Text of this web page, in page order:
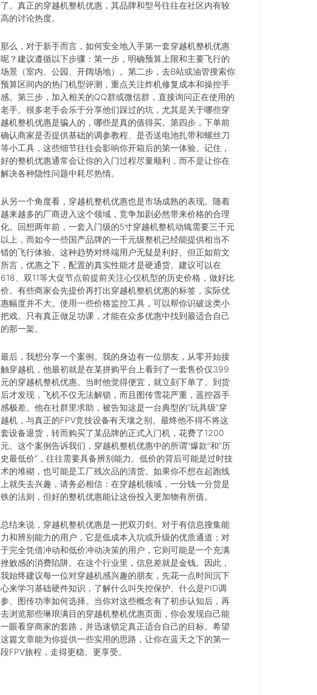
了。真正的穿越机整机优惠，其品牌和型号往往在社区内有较
高的讨论热度。
那么，对于新手而言，如何安全地入手第一套穿越机整机优惠
呢？建议遵循以下步骤：第一步，明确预算上限和主要飞行的
场景（室内、公园、开阔场地）。第二步，去B站或油管搜索你
预算区间内的热门机型评测，重点关注炸机修复成本和操控手
感。第三步，加入相关的QQ群或微信群，直接询问正在使用的
老手。很多老手会乐于分享他们踩过的坑，尤其是关于哪些穿
越机整机优惠是骗人的，哪些是真的值得买。第四步，下单前
确认商家是否提供基础的调参教程、是否送电池扎带和螺丝刀
等小工具，这些细节往往会影响你开箱后的第一体验。记住，
好的整机优惠通常会让你的入门过程尽量顺利，而不是让你在
解决各种隐性问题中耗尽热情。
从另一个角度看，穿越机整机优惠也是市场成熟的表现。随着
越来越多的厂商进入这个领域，竞争加剧必然带来价格的合理
化。回想两年前，一套入门级的5寸穿越机整机动辄需要三千元
以上，而如今一些国产品牌的一千元级整机已经能提供相当不
错的飞行体验。这种趋势对终端用户无疑是利好。但正如前文
所言，优惠之下，配置的真实性能才是硬通货。建议可以在
618、双11等大促节点前提前关注心仪机型的历史价格，做好比
价。有些商家会先提价再打出穿越机整机优惠的标签，实际优
惠幅度并不大。使用一些价格监控工具，可以帮你识破这类小
把戏。只有真正做足功课，才能在众多优惠中找到最适合自己
的那一架。
最后，我想分享一个案例。我的身边有一位朋友，从零开始接
触穿越机，他最初就是在某拼购平台上看到了一套售价仅399
元的穿越机整机优惠。当时他觉得便宜，就立刻下单了。到货
后才发现，飞机不仅无法解锁，而且图传雪花严重，遥控器手
感极差。他在社群里求助，被告知这是一台典型的“玩具级”穿
越机，与真正的FPV竞技设备有天壤之别。最终他不得不将这
套设备退货，转而购买了某品牌的正式入门机，花费了1200
元。这个案例告诉我们，穿越机整机优惠中的所谓“爆款”和“历
史最低价”，往往需要具备辨别能力。低价的背后可能是过时技
术的堆砌，也可能是工厂残次品的清货。如果你不想在起跑线
上就失去兴趣，请务必相信：在穿越机领域，一分钱一分货是
铁的法则，但好的整机优惠能让这份投入更加物有所值。
总结来说，穿越机整机优惠是一把双刃剑。对于有信息搜集能
力和辨别能力的用户，它是低成本入坑或升级的优质通道；对
于完全凭借冲动和低价冲动决策的用户，它则可能是一个充满
挫败感的消费陷阱。在这个行业里，信息差就是金钱。因此，
我始终建议每一位对穿越机感兴趣的朋友，先花一点时间沉下
心来学习基础硬件知识，了解什么叫失控保护、什么是PID调
参、图传功率如何选择。当你对这些概念有了初步认知后，再
去浏览那些琳琅满目的穿越机整机优惠页面，你会发现自己能
一眼看穿商家的套路，并迅速锁定真正适合自己的目标。希望
这篇文章能为你提供一些实用的思路，让你在蓝天之下的第一
段FPV旅程，走得更稳、更享受。